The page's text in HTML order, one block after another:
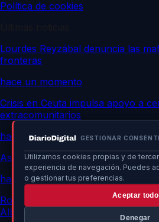
GESTIONAR
Utilizamos cookies propias y de
experiencia de navegación. Puedes
o gestionar tus preferencias.
Aceptar todo
Denegar
Política de cookies
Lourdes Reyzábal denuncia las
fronteras
hace un momento
Crisis en Ceuta impulsa apoyo a
extracomunitarios
hace un momento
Asalto masivo a Ceuta: confirman
hace un momento
Rollán amenaza con acciones si
Albares evitan el Senado por crisis